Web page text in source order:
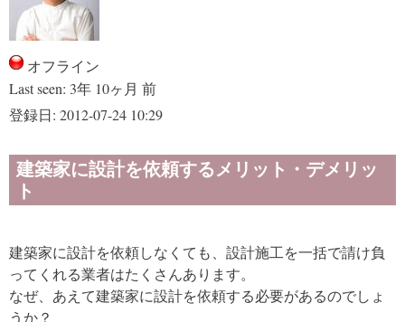
オフライン
Last seen: 3年 10ヶ月 前
登録日: 2012-07-24 10:29
建築家に設計を依頼するメリット・デメリッ
ト
建築家に設計を依頼しなくても、設計施工を一括で請け負
ってくれる業者はたくさんあります。
なぜ、あえて建築家に設計を依頼する必要があるのでしょ
うか？